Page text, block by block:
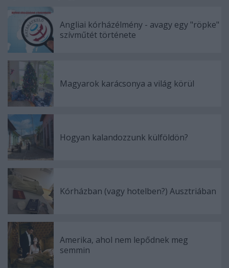
Angliai kórházélmény - avagy egy "röpke"
szívműtét története
Magyarok karácsonya a világ körül
Hogyan kalandozzunk külföldön?
Kórházban (vagy hotelben?) Ausztriában
Amerika, ahol nem lepődnek meg
semmin